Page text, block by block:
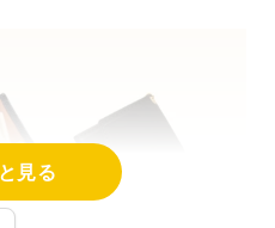
見る